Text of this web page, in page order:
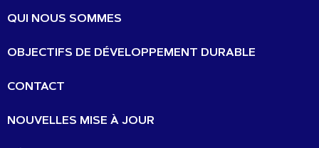
QUI NOUS SOMMES
OBJECTIFS DE DÉVELOPPEMENT DURABLE
CONTACT
NOUVELLES MISE À JOUR